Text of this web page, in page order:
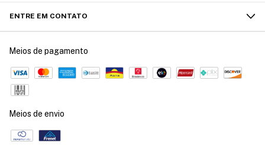
ENTRE EM CONTATO
Meios de pagamento
Meios de envio